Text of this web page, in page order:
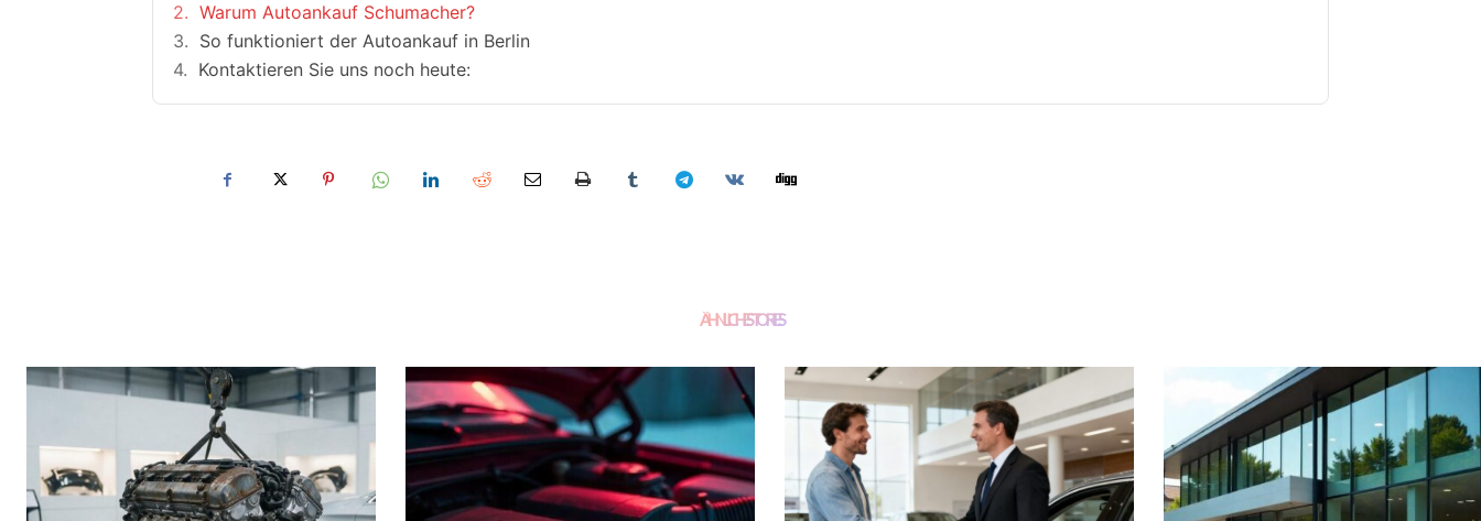
Warum Autoankauf Schumacher?
So funktioniert der Autoankauf in Berlin
Kontaktieren Sie uns noch heute:
ÄHNLICHE STORIES